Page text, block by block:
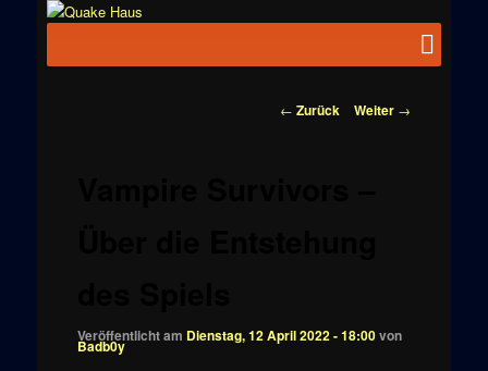
News zu
Beitragsnavigation
← Zurück Weiter →
Veröffentlicht am Dienstag, 12 April 2022 - 18:00von
Badb0y